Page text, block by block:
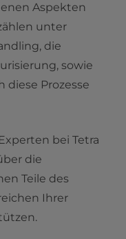
Aspekten
unter
die
sowie
diese Prozesse
bei Tetra
die
Teile des
Ihrer